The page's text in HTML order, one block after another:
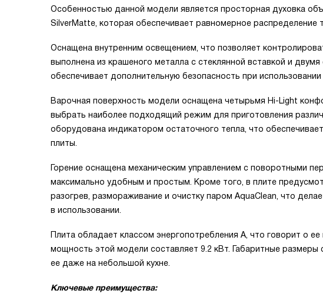
Особенностью данной модели является просторная духовка
SilverMatte, которая обеспечивает равномерное распределение
Оснащена внутренним освещением, что позволяет
выполнена из крашеного металла с стеклянной вставкой и
обеспечивает дополнительную безопасность при использовании
Варочная поверхность модели оснащена четырьмя Hi-Light
выбрать наиболее подходящий режим для приготовления
оборудована индикатором остаточного тепла, что
плиты.
Горение оснащена механическим управлением с поворотными
максимально удобным и простым. Кроме того, в плите
разогрев, размораживание и очистку паром AquaClean, что
в использовании.
Плита обладает классом энергопотребления А, что говорит о
мощность этой модели составляет 9.2 кВт. Габаритные размеры
ее даже на небольшой кухне.
Ключевые преимущества: